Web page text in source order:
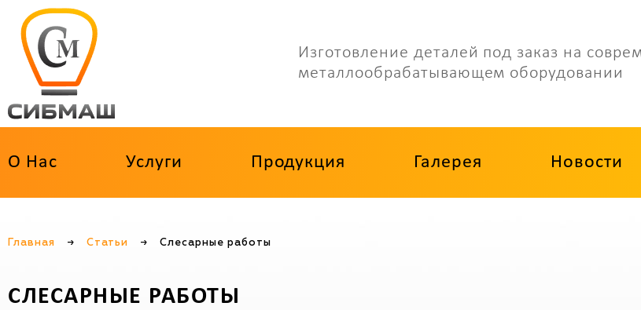
Изготовление деталей под заказ на
металлообрабатывающем оборудовании
О Нас Услуги Продукция Галерея Новости
Главная → Статьи → Слесарные работы
СЛЕСАРНЫЕ РАБОТЫ